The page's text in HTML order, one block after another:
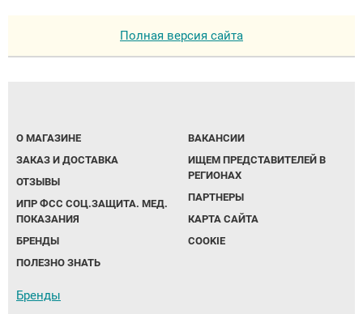
Полная версия сайта
О МАГАЗИНЕ
ЗАКАЗ И ДОСТАВКА
ОТЗЫВЫ
ИПР ФСС СОЦ.ЗАЩИТА. МЕД.
ПОКАЗАНИЯ
БРЕНДЫ
ПОЛЕЗНО ЗНАТЬ
ВАКАНСИИ
ИЩЕМ ПРЕДСТАВИТЕЛЕЙ В
РЕГИОНАХ
ПАРТНЕРЫ
КАРТА САЙТА
COOKIE
Бренды